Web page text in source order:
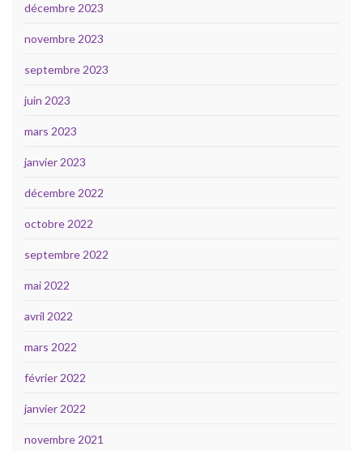
décembre 2023
novembre 2023
septembre 2023
juin 2023
mars 2023
janvier 2023
décembre 2022
octobre 2022
septembre 2022
mai 2022
avril 2022
mars 2022
février 2022
janvier 2022
novembre 2021